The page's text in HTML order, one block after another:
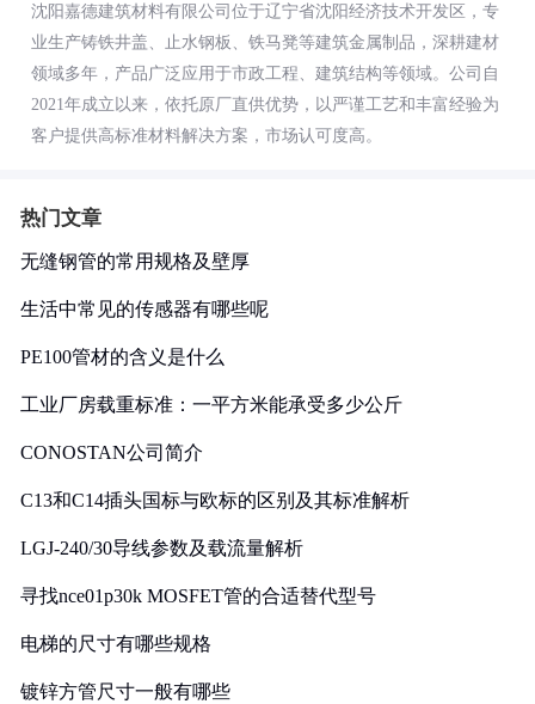
沈阳嘉德建筑材料有限公司位于辽宁省沈阳经济技术开发区，专
业生产铸铁井盖、止水钢板、铁马凳等建筑金属制品，深耕建材
领域多年，产品广泛应用于市政工程、建筑结构等领域。公司自
2021年成立以来，依托原厂直供优势，以严谨工艺和丰富经验为
客户提供高标准材料解决方案，市场认可度高。
热门文章
无缝钢管的常用规格及壁厚
生活中常见的传感器有哪些呢
PE100管材的含义是什么
工业厂房载重标准：一平方米能承受多少公斤
CONOSTAN公司简介
C13和C14插头国标与欧标的区别及其标准解析
LGJ-240/30导线参数及载流量解析
寻找nce01p30k MOSFET管的合适替代型号
电梯的尺寸有哪些规格
镀锌方管尺寸一般有哪些